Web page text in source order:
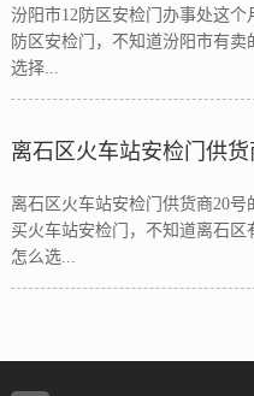
汾阳市12防区安检门办事处这
防区安检门，不知道汾阳市有
选择...
离石区火车站安检门供货
离石区火车站安检门供货商20
买火车站安检门，不知道离石
怎么选...